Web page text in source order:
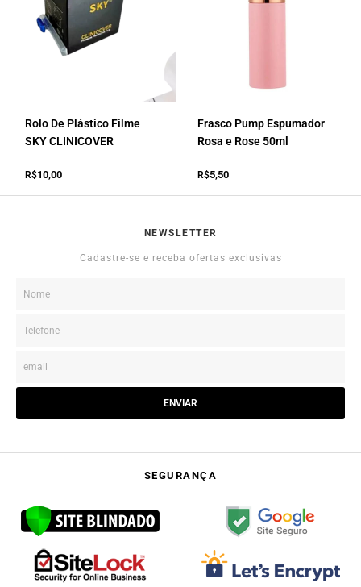
Rolo De Plástico Filme
SKY CLINICOVER
R$10,00
Frasco Pump Espumador
Rosa e Rose 50ml
R$5,50
NEWSLETTER
Cadastre-se e receba ofertas exclusivas
ENVIAR
SEGURANÇA